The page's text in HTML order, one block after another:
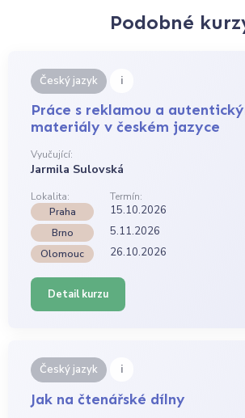
Podobné
Český jazyk i
Práce s reklamou a
materiály v českém jazyce
Vyučující:
Jarmila Sulovská
Lokalita:
Termín:
Praha
15.10.2026
Brno 5.11.2026
Olomouc 26.10.2026
Detail kurzu
Český jazyk i
Jak na čtenářské dílny